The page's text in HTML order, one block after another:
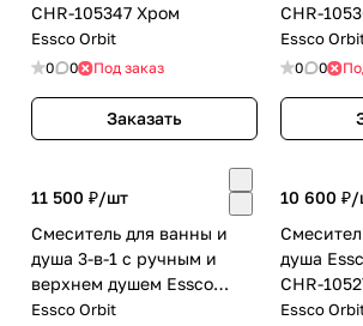
CHR-105347 Хром
Essco Orbit
0 0 Под заказ
Заказать
CHR-
Essco
0 0
11 500 ₽/шт
Смеситель для ванны и
душа 3-в-1 с ручным и
верхнем душем Essco
Orbit ORB-CHR-105281
Essco Orbit
10 600 ₽/
душа
CHR-
Essco